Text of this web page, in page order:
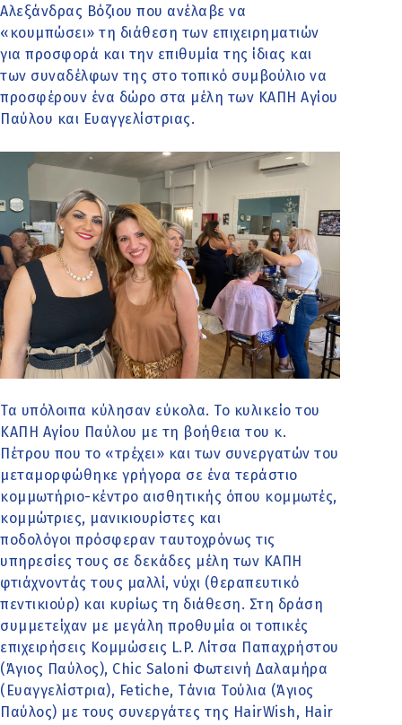
Αλεξάνδρας Βόζιου που ανέλαβε να
«κουμπώσει» τη διάθεση των επιχειρηματιών
για προσφορά και την επιθυμία της ίδιας και
των συναδέλφων της στο τοπικό συμβούλιο να
προσφέρουν ένα δώρο στα μέλη των ΚΑΠΗ Αγίου
Παύλου και Ευαγγελίστριας.
Τα υπόλοιπα κύλησαν εύκολα. Το κυλικείο του
ΚΑΠΗ Αγίου Παύλου με τη βοήθεια του κ.
Πέτρου που το «τρέχει» και των συνεργατών του
μεταμορφώθηκε γρήγορα σε ένα τεράστιο
κομμωτήριο-κέντρο αισθητικής όπου κομμωτές,
κομμώτριες, μανικιουρίστες και
ποδολόγοι πρόσφεραν ταυτοχρόνως τις
υπηρεσίες τους σε δεκάδες μέλη των ΚΑΠΗ
φτιάχνοντάς τους μαλλί, νύχι (θεραπευτικό
πεντικιούρ) και κυρίως τη διάθεση. Στη δράση
συμμετείχαν με μεγάλη προθυμία οι τοπικές
επιχειρήσεις Κομμώσεις L.P. Λίτσα Παπαχρήστου
(Άγιος Παύλος), Chic Saloni Φωτεινή Δαλαμήρα
(Ευαγγελίστρια), Fetiche, Tάνια Τούλια (Άγιος
Παύλος) με τους συνεργάτες της HairWish, Hair